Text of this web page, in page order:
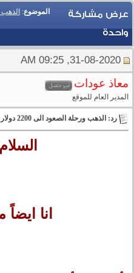
الموضوع: الذهب
عرض مشاركة
واحدة
معاذ عودات
المدير العام للموقع
رد: الذهب ورحلة الصعود الى 2200 دولار (فرصة الشهر )
انا